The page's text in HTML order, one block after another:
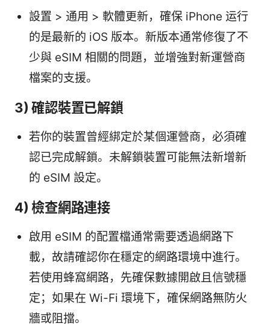
設置 > 通用 > 軟體更新，確保 iPhone 运行
的是最新的 iOS 版本。新版本通常修復了不
少與 eSIM 相關的問題，並增強對新運營商
檔案的支援。
3) 確認裝置已解鎖
若你的裝置曾經綁定於某個運營商，必須確
認已完成解鎖。未解鎖裝置可能無法新增新
的 eSIM 設定。
4) 檢查網路連接
啟用 eSIM 的配置檔通常需要透過網路下
載，故請確認你在穩定的網路環境中進行。
若使用蜂窩網路，先確保數據開啟且信號穩
定；如果在 Wi-Fi 環境下，確保網路無防火
牆或阻擋。